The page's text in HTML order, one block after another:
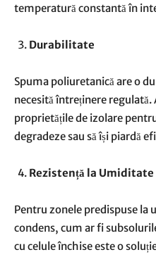
temperatură constantă în
Durabilitate
Spuma poliuretanică are o
necesită întreținere regulată.
proprietățile de izolare
degradeze sau să își piardă
Rezistență la Umiditate
Pentru zonele predispuse la
condens, cum ar fi
cu celule închise este o